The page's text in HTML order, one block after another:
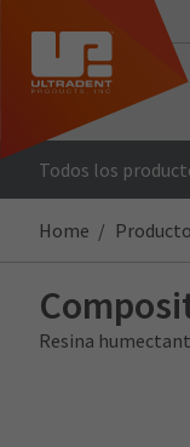
Todos los
Home
Resina